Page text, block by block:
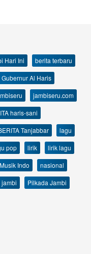
Hari Ini
berita terbaru
Gubernur Al Haris
jambiseru.com
haris-sani
Tanjabbar
lagu
pop lirik
lirik lagu
Musik Indo
nasional
Pilkada Jambi